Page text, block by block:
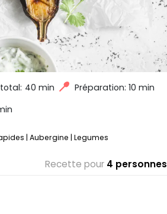
40 min
Préparation: 10 min
| Aubergine | Legumes
Recette pour 4 personnes